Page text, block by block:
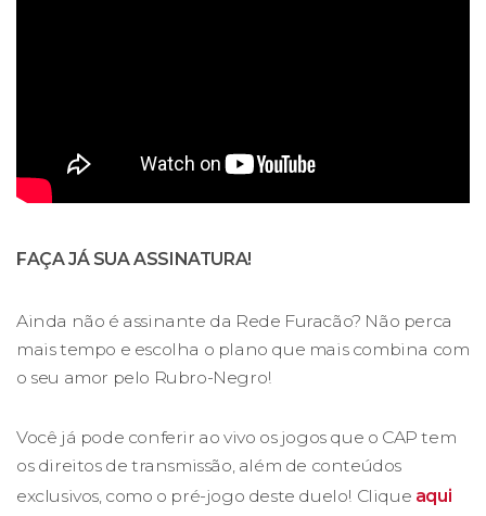
FAÇA JÁ SUA ASSINATURA!
Ainda não é assinante da Rede Furacão? Não perca
mais tempo e escolha o plano que mais combina com
o seu amor pelo Rubro-Negro!
Você já pode conferir ao vivo os jogos que o CAP tem
os direitos de transmissão, além de conteúdos
exclusivos, como o pré-jogo deste duelo! Clique aqui